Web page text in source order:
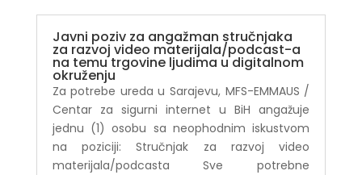
Javni poziv za angažman stručnjaka
za razvoj video materijala/podcast-a
na temu trgovine ljudima u digitalnom
okruženju
Za potrebe ureda u Sarajevu, MFS-EMMAUS /
Centar za sigurni internet u BiH angažuje
jednu (1) osobu sa neophodnim iskustvom
na poziciji: Stručnjak za razvoj video
materijala/podcasta Sve potrebne